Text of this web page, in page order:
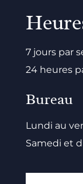
7 jours par
24 heures
Bureau
Lundi au
Samedi et